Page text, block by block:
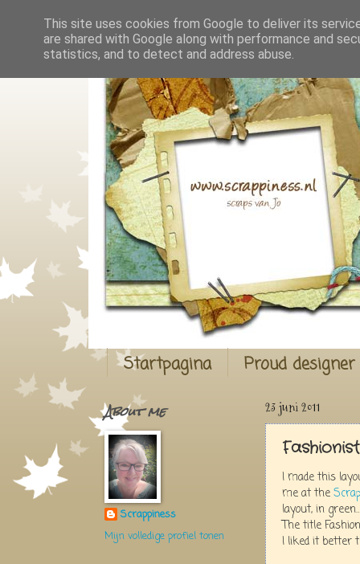
Startpagina Proud
23 juni 2011
I made this
me at the
layout, in
The title
I liked it better
About me
Scrappiness
Mijn volledige profiel tonen
This site uses cookies from Google to deliver its
are shared with Google along with performance and
statistics, and to detect and address abuse.